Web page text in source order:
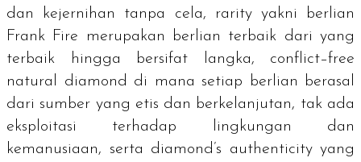
dan kejernihan tanpa cela,
rarity yakni berlian
Frank Fire merupakan berlian terbaik dari yang
terbaik hingga bersifat langka, conflict–free
natural diamond di mana setiap berlian berasal
dari sumber yang etis dan berkelanjutan, tak ada
eksploitasi terhadap lingkungan dan
kemanusiaan, serta diamond’s authenticity yang